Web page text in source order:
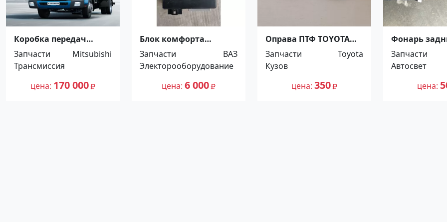
Коробка передач
Mitsubishi Fuso 8DS11
Краснодар
Запчасти
Mitsubishi
Трансмиссия
цена 170 000
Блок комфорта
управления
электропакетом
Приора Краснодар
Запчасти
ВАЗ
Электорооборудование
цена 6 000
Оправа ПТФ TOYOTA
VITZ / YARIS 05-08
Краснодар
Запчасти
Toyota
Кузов
цена 350
Фонарь
б/у Toyota
JZX100;
2Model
Запчасти
Автосвет
цена